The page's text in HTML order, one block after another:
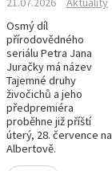
Osmý díl
přírodovědného
seriálu Petra Jana
Juračky má název
Tajemné druhy
živočichů a jeho
předpremiéra
proběhne již příští
úterý, 28. července na
Albertově.